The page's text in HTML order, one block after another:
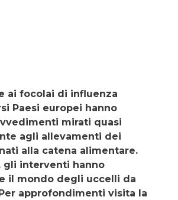
ai focolai di influenza
Paesi europei hanno
mirati quasi
agli allevamenti dei
alla catena alimentare.
gli interventi hanno
il mondo degli uccelli da
approfondimenti visita la